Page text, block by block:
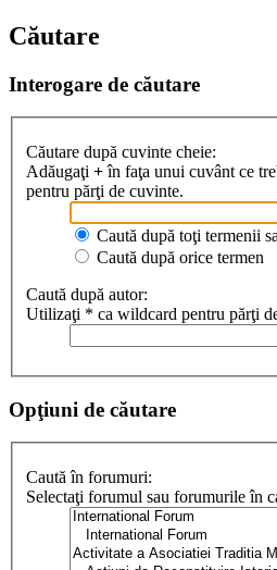
Căutare
Interogare de căutare
Căutare după cuvinte cheie:
Adăugaţi +în faţa unui cuvânt ce
pentru părţi de cuvinte.
Caută după toţi termenii
Caută după orice termen
Caută după autor:
Utilizaţi * ca wildcard pentru părţi
Opţiuni de căutare
Caută în forumuri:
Selectaţi forumul sau forumurile în